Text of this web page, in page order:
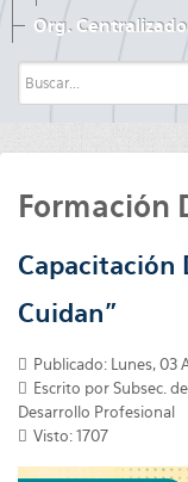
Org.
Formación
Capacitación
Cuidan"
Publicado: Lunes, 03
Escrito por Subsec.
Desarrollo Profesional
Visto: 1707